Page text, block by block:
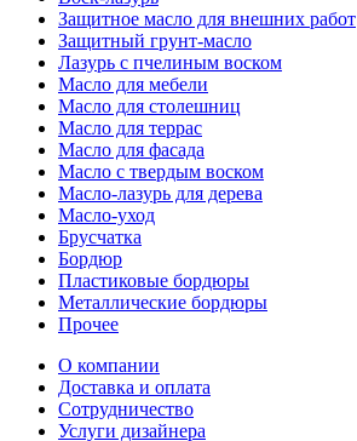
Защитное масло для внешних работ
Защитный грунт-масло
Лазурь с пчелиным воском
Масло для мебели
Масло для столешниц
Масло для террас
Масло для фасада
Масло с твердым воском
Масло-лазурь для дерева
Масло-уход
Брусчатка
Бордюр
Пластиковые бордюры
Металлические бордюры
Прочее
О компании
Доставка и оплата
Сотрудничество
Услуги дизайнера